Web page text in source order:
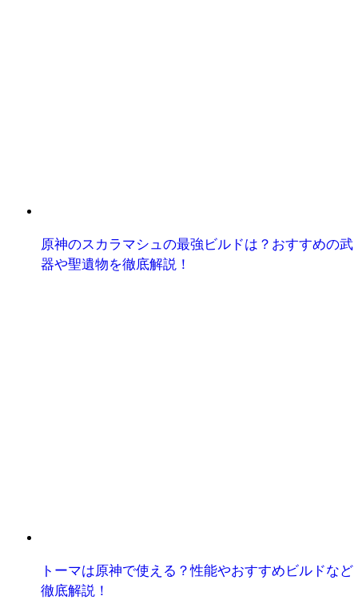
原神のスカラマシュの最強ビルドは？おすすめの武
器や聖遺物を徹底解説！
トーマは原神で使える？性能やおすすめビルドなど
徹底解説！